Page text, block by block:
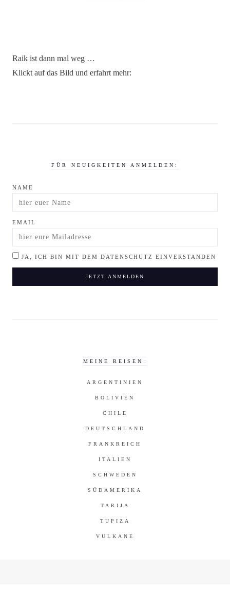
Raik ist dann mal weg …
Klickt auf das Bild und erfahrt mehr:
FÜR NEUIGKEITEN ANMELDEN:
NAME
EMAIL
JA, ICH BIN MIT DEM DATENSCHUTZ EINVERSTANDEN
MEINE REISEN:
ARGENTINIEN
BOLIVIEN
CHILE
DEUTSCHLAND
FRANKREICH
ITALIEN
SCHWEDEN
SÜDAMERIKA
TARIJA
TUPIZA
VULKANE